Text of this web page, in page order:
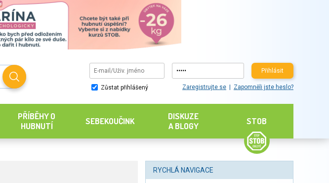
Přihlásit
Zůstat přihlášený Zaregistrujte se Zapomněli jste heslo?
PŘÍBĚHY O
HUBNUTÍ
SEBEKOUČINK
DISKUZE
A BLOGY
STOB
RYCHLÁ NAVIGACE